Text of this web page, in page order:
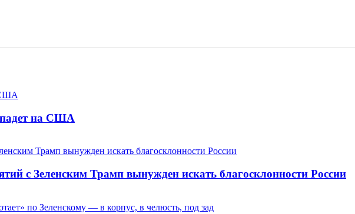
на США
с Зеленским Трамп вынужден искать благосклонности России